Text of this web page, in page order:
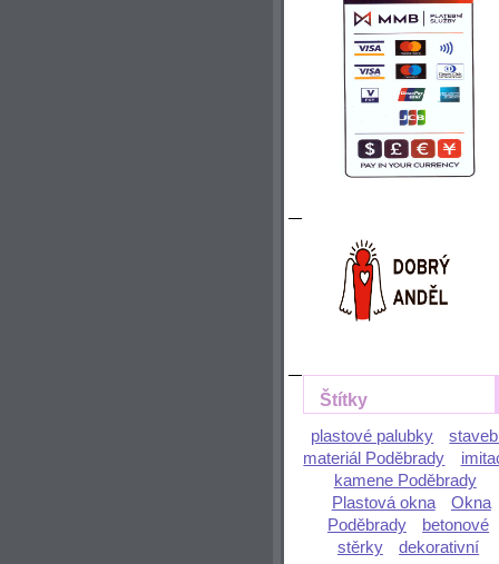
Štítky
plastové palubky
materiál Poděbrady
kamene Poděbrady
Plastová okna
Okna
Poděbrady
betonové
stěrky
dekorativní